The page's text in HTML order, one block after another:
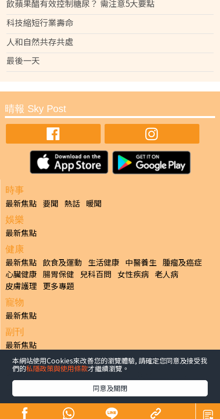
飲蘋果醋有效控制糖尿？ 需注意5大要點
科技縮短行業壽命
人和自然共存共處
最後一天
晴報 Sky Post
時事
最新焦點 要聞 熱話 暖聞
娛樂
最新焦點
健康
最新焦點 飲食及運動 生活健康 中醫養生 腫瘤及癌症
心臟健康 腸胃保健 兒科百問 女性疾病 老人病
皮膚護理 更多專題
寵物
最新焦點
副刊
最新焦點
日報
揭頁版 港聞 財經/地產 中國/國際
生活副刊
體育 專題/人物
香港經濟日報版權所有©2026
本網站使用Cookies來改善您的瀏覽體驗, 請確定您同意及接受我
們的私隱政策與使用條款才繼續瀏覽。
同意及關閉